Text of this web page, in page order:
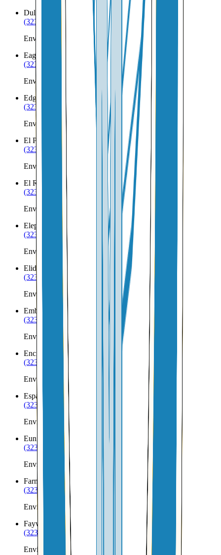
Dulce
(323) 953-8100
Envíos a Nicaragua desde Dulce
Eagle Nest
NM
(323) 953-8100
Envíos a Nicaragua desde Eagle Nest
Edgewood
(323) 953-8100
Envíos a Nicaragua desde Edgewood
El Prado
NM
(323) 953-8100
Envíos a Nicaragua desde El Prado
El Rito
(323) 953-8100
Envíos a Nicaragua desde El Rito
Elephant Butte
(323) 953-8100
Envíos a Nicaragua desde Elephant Butte
Elida
(323) 953-8100
Envíos a Nicaragua desde Elida
Embudo
(323) 953-8100
Envíos a Nicaragua desde Embudo
Encino
(323) 953-8100
Envíos a Nicaragua desde Encino
Española
NM
(323) 953-8100
Envíos a Nicaragua desde Española
Eunice
(323) 953-8100
Envíos a Nicaragua desde Eunice
Farmington
NM
(323) 953-8100
Envíos a Nicaragua desde Farmington
Faywood
NM
(323) 953-8100
Envíos a Nicaragua desde Faywood